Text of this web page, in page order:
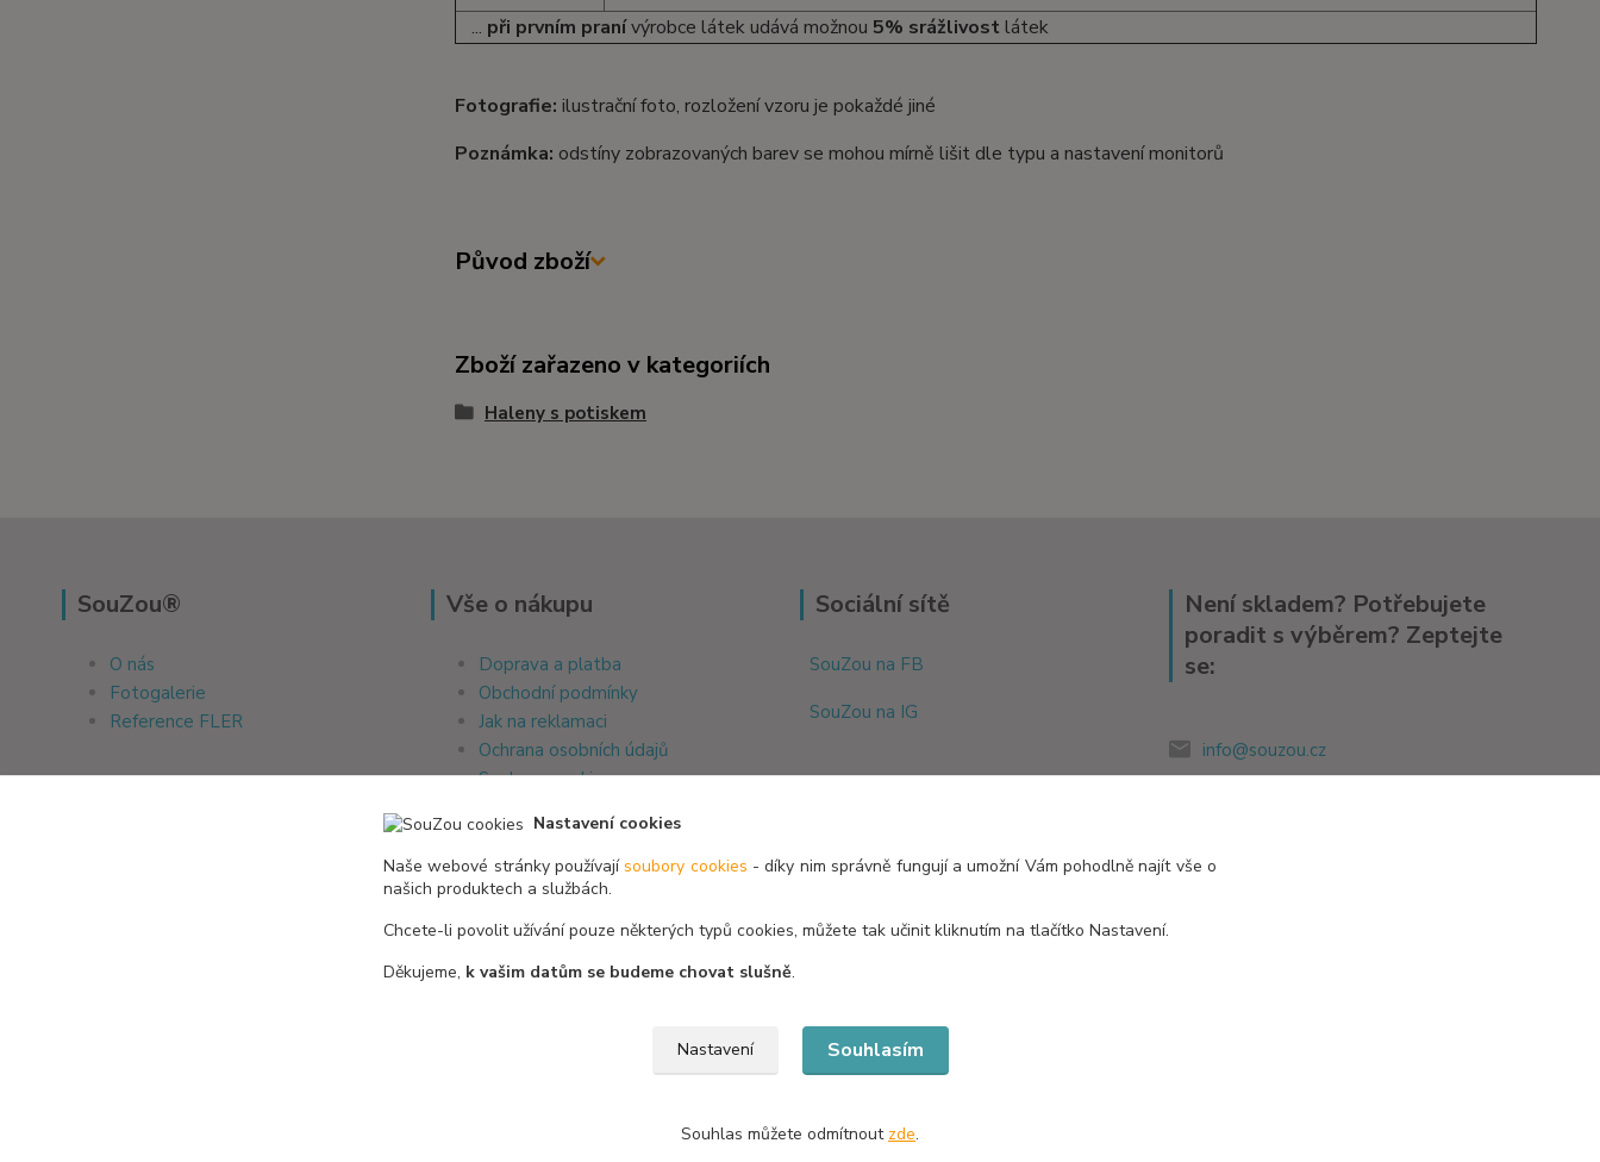
... při prvním pranívýrobce látek udává možnou 5% srážlivost látek
Fotografie: ilustrační foto, rozložení vzoru je pokaždé jiné
Poznámka: odstíny zobrazovaných barev se mohou mírně lišit dle typu a nastavení monitorů
Původ zboží
Zboží zařazeno v kategoriích
Haleny s potiskem
SouZou®
O nás
Fotogalerie
Reference FLER
Vše o nákupu
Doprava a platba
Obchodní podmínky
Jak na reklamaci
Ochrana osobních údajů
Soubory cookie
Sociální sítě
SouZou na FB
SouZou na IG
Není skladem? Potřebujete
poradit s výběrem? Zeptejte
se:
info@souzou.cz
Nastavení cookies
Naše webové stránky používajísoubory cookies - díky nim správně fungují a umožní Vám pohodlně najít vše o
našich produktech a službách.
Chcete-li povolit užívání pouze některých typů cookies, můžete tak učinit kliknutím na tlačítko Nastavení.
Děkujeme, k vašim datům se budeme chovat slušně.
Nastavení Souhlasím
Souhlas můžete odmítnout zde.